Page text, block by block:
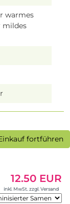
warmes
mildes
fortführen
12.50 EUR
inkl. MwSt. zzgl. Versand